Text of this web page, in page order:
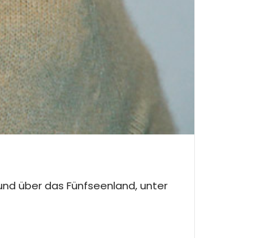
über das Fünfseenland, unter